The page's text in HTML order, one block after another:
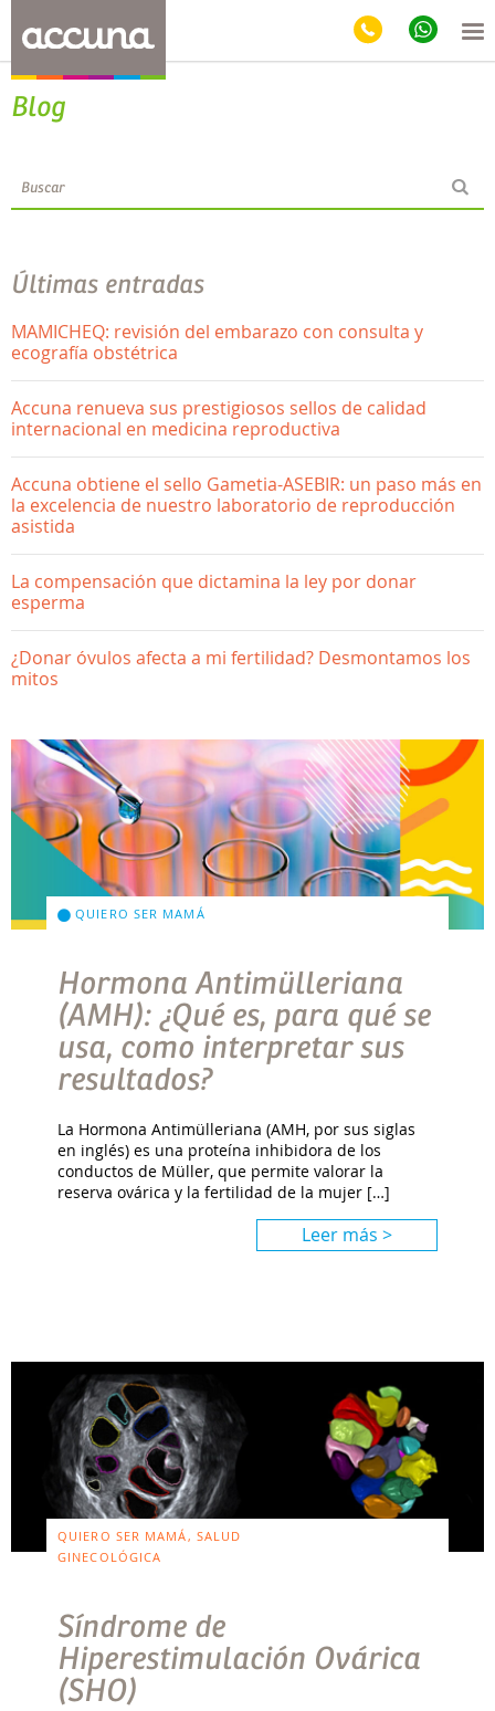
Blog
Últimas entradas
MAMICHEQ: revisión del embarazo con consulta y
ecografía obstétrica
Accuna renueva sus prestigiosos sellos de calidad
internacional en medicina reproductiva
Accuna obtiene el sello Gametia-ASEBIR: un paso más en
la excelencia de nuestro laboratorio de reproducción
asistida
La compensación que dictamina la ley por donar
esperma
¿Donar óvulos afecta a mi fertilidad? Desmontamos los
mitos
QUIERO SER MAMÁ
Hormona Antimülleriana
(AMH): ¿Qué es, para qué se
usa, como interpretar sus
resultados?
La Hormona Antimülleriana (AMH, por sus siglas
en inglés) es una proteína inhibidora de los
conductos de Müller, que permite valorar la
reserva ovárica y la fertilidad de la mujer […]
Leer más >
QUIERO SER MAMÁ, SALUD
GINECOLÓGICA
Síndrome de
Hiperestimulación Ovárica
(SHO)